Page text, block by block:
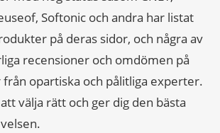
Softonic och andra har listat
på deras sidor, och några av
recensioner och omdömen på
opartiska och pålitliga experter.
välja rätt och ger dig den bästa